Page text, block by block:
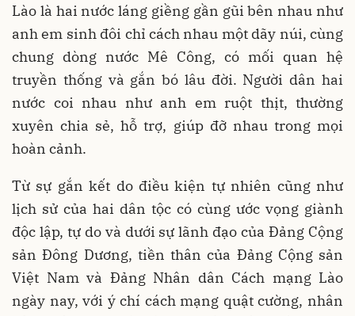
Lào là hai nước láng giềng gần gũi bên nhau như
anh em sinh đôi chỉ cách nhau một dãy núi, cùng
chung dòng nước Mê Công, có mối quan hệ
truyền thống và gắn bó lâu đời. Người dân hai
nước coi nhau như anh em ruột thịt, thường
xuyên chia sẻ, hỗ trợ, giúp đỡ nhau trong mọi
hoàn cảnh.
Từ sự gắn kết do điều kiện tự nhiên cũng như
lịch sử của hai dân tộc có cùng ước vọng giành
độc lập, tự do và dưới sự lãnh đạo của Đảng Cộng
sản Đông Dương, tiền thân của Đảng Cộng sản
Việt Nam và Đảng Nhân dân Cách mạng Lào
ngày nay, với ý chí cách mạng quật cường, nhân